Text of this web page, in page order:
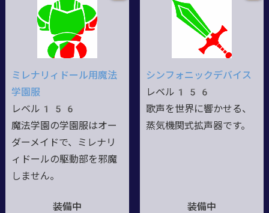
ミレナリィドール用魔法
学園服
レベル156
魔法学園の学園服はオー
ダーメイドで、ミレナリ
ィドールの駆動部を邪魔
しません。
装備中
シンフォニックデバイス
レベル156
歌声を世界に響かせる、
蒸気機関式拡声器です。
装備中